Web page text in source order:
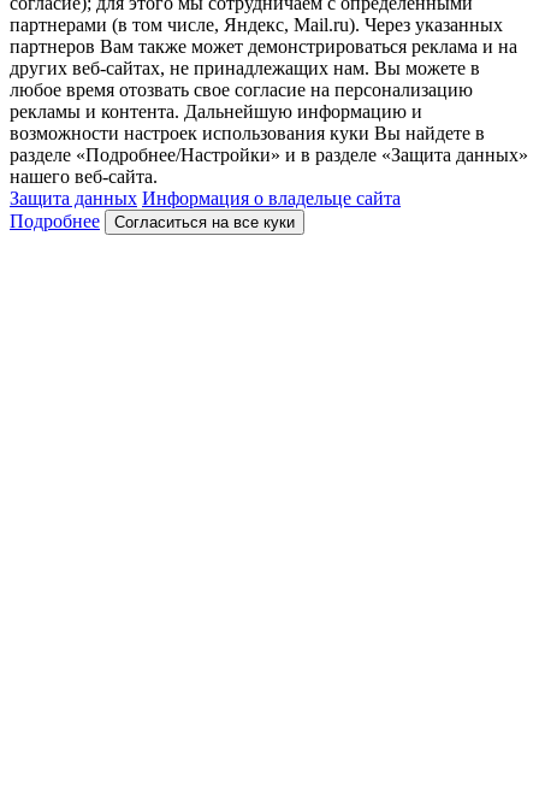
партнерами (в том числе, Яндекс, Mail.ru). Через указанных
партнеров Вам также может демонстрироваться реклама и на
других веб-сайтах, не принадлежащих нам. Вы можете в
любое время отозвать свое согласие на персонализацию
рекламы и контента. Дальнейшую информацию и
возможности настроек использования куки Вы найдете в
разделе «Подробнее/Настройки» и в разделе «Защита данных»
нашего веб-сайта.
Защита данных Информация о владельце сайта
Подробнее
Согласиться на все куки